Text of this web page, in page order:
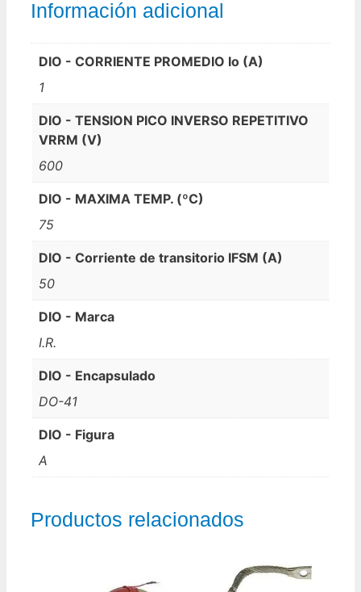
Información adicional
DIO - CORRIENTE PROMEDIO Io (A)
1
DIO - TENSION PICO INVERSO REPETITIVO
VRRM (V)
600
DIO - MAXIMA TEMP. (ºC)
75
DIO - Corriente de transitorio IFSM (A)
50
DIO - Marca
I.R.
DIO - Encapsulado
DO-41
DIO - Figura
A
Productos relacionados